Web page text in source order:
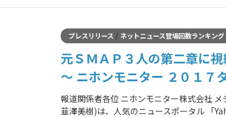
プレスリリース/ ネットニュース登場回数ランキング
元ＳＭＡＰ３人の第二章に
～ ニホンモニター ２０１７
報道関係者各位 ニホンモニター株式会社
韮澤美樹)は、人気のニュースポータル 「